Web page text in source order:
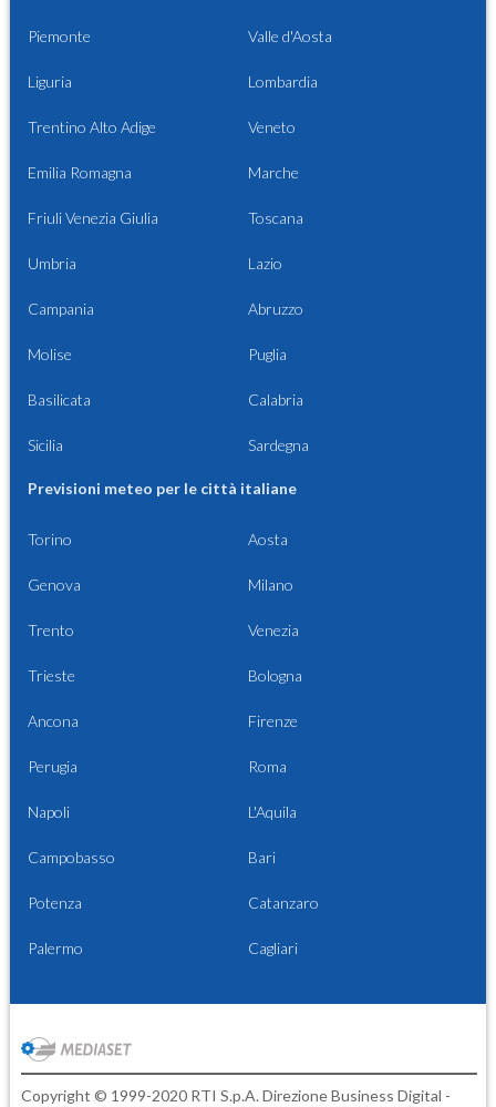
Piemonte Valle d'Aosta
Liguria Lombardia
Trentino Alto Adige Veneto
Emilia Romagna Marche
Friuli Venezia Giulia Toscana
Umbria Lazio
Campania Abruzzo
Molise Puglia
Basilicata Calabria
Sicilia Sardegna
Previsioni meteo per le città italiane
Torino Aosta
Genova Milano
Trento Venezia
Trieste Bologna
Ancona Firenze
Perugia Roma
Napoli L'Aquila
Campobasso Bari
Potenza Catanzaro
Palermo Cagliari
Copyright © 1999-2020 RTI S.p.A. Direzione Business Digital -